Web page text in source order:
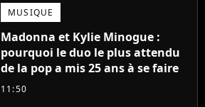
MUSIQUE
Madonna et Kylie Minogue :
pourquoi le duo le plus attendu
de la pop a mis 25 ans à se faire
11:50